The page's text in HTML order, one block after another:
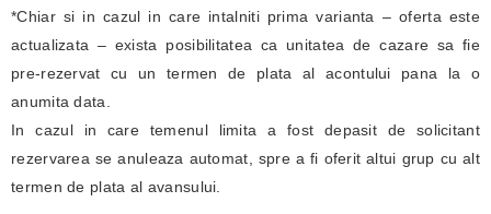
*Chiar si in cazul in care intalniti prima varianta – oferta este
actualizata – exista posibilitatea ca unitatea de cazare sa fie
pre-rezervat cu un termen de plata al acontului pana la o
anumita data.
In cazul in care temenul limita a fost depasit de solicitant
rezervarea se anuleaza automat, spre a fi oferit altui grup cu alt
termen de plata al avansului.